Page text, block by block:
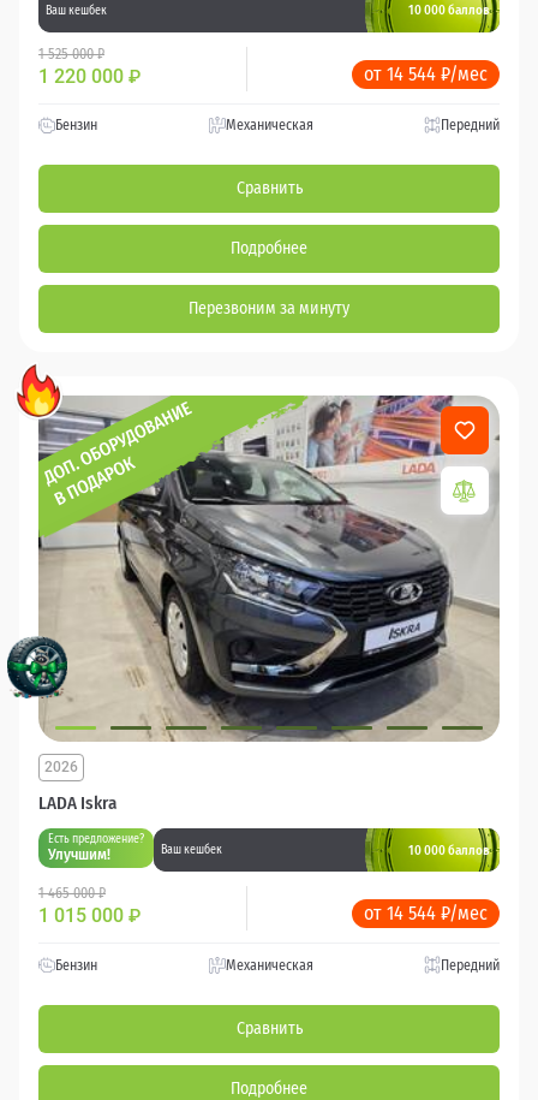
Ваш кешбек 10 000 баллов
1 525 000 ₽
1 220 000 ₽ от 14 544 ₽/мес
Бензин Механическая Передний
Сравнить
Подробнее
Перезвоним за минуту
LADA Iskra
2026
Есть предложение?
Улучшим! Ваш кешбек 10 000 баллов
1 465 000 ₽
1 015 000 ₽ от 14 544 ₽/мес
Бензин Механическая Передний
Сравнить
Подробнее